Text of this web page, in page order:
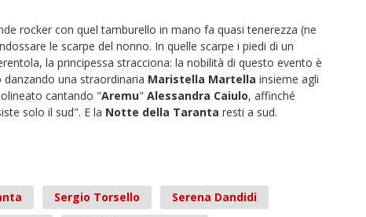
rocker con quel tamburello in mano fa quasi tenerezza (ne
le scarpe del nonno. In quelle scarpe i piedi di un
la principessa stracciona: la nobilità di questo evento è
una straordinaria Maristella Martella insieme agli
cantando "Aremu" Alessandra Caiulo, affinché
solo il sud". E la Notte della Taranta resti a sud.
Sergio Torsello
Serena Dandidi